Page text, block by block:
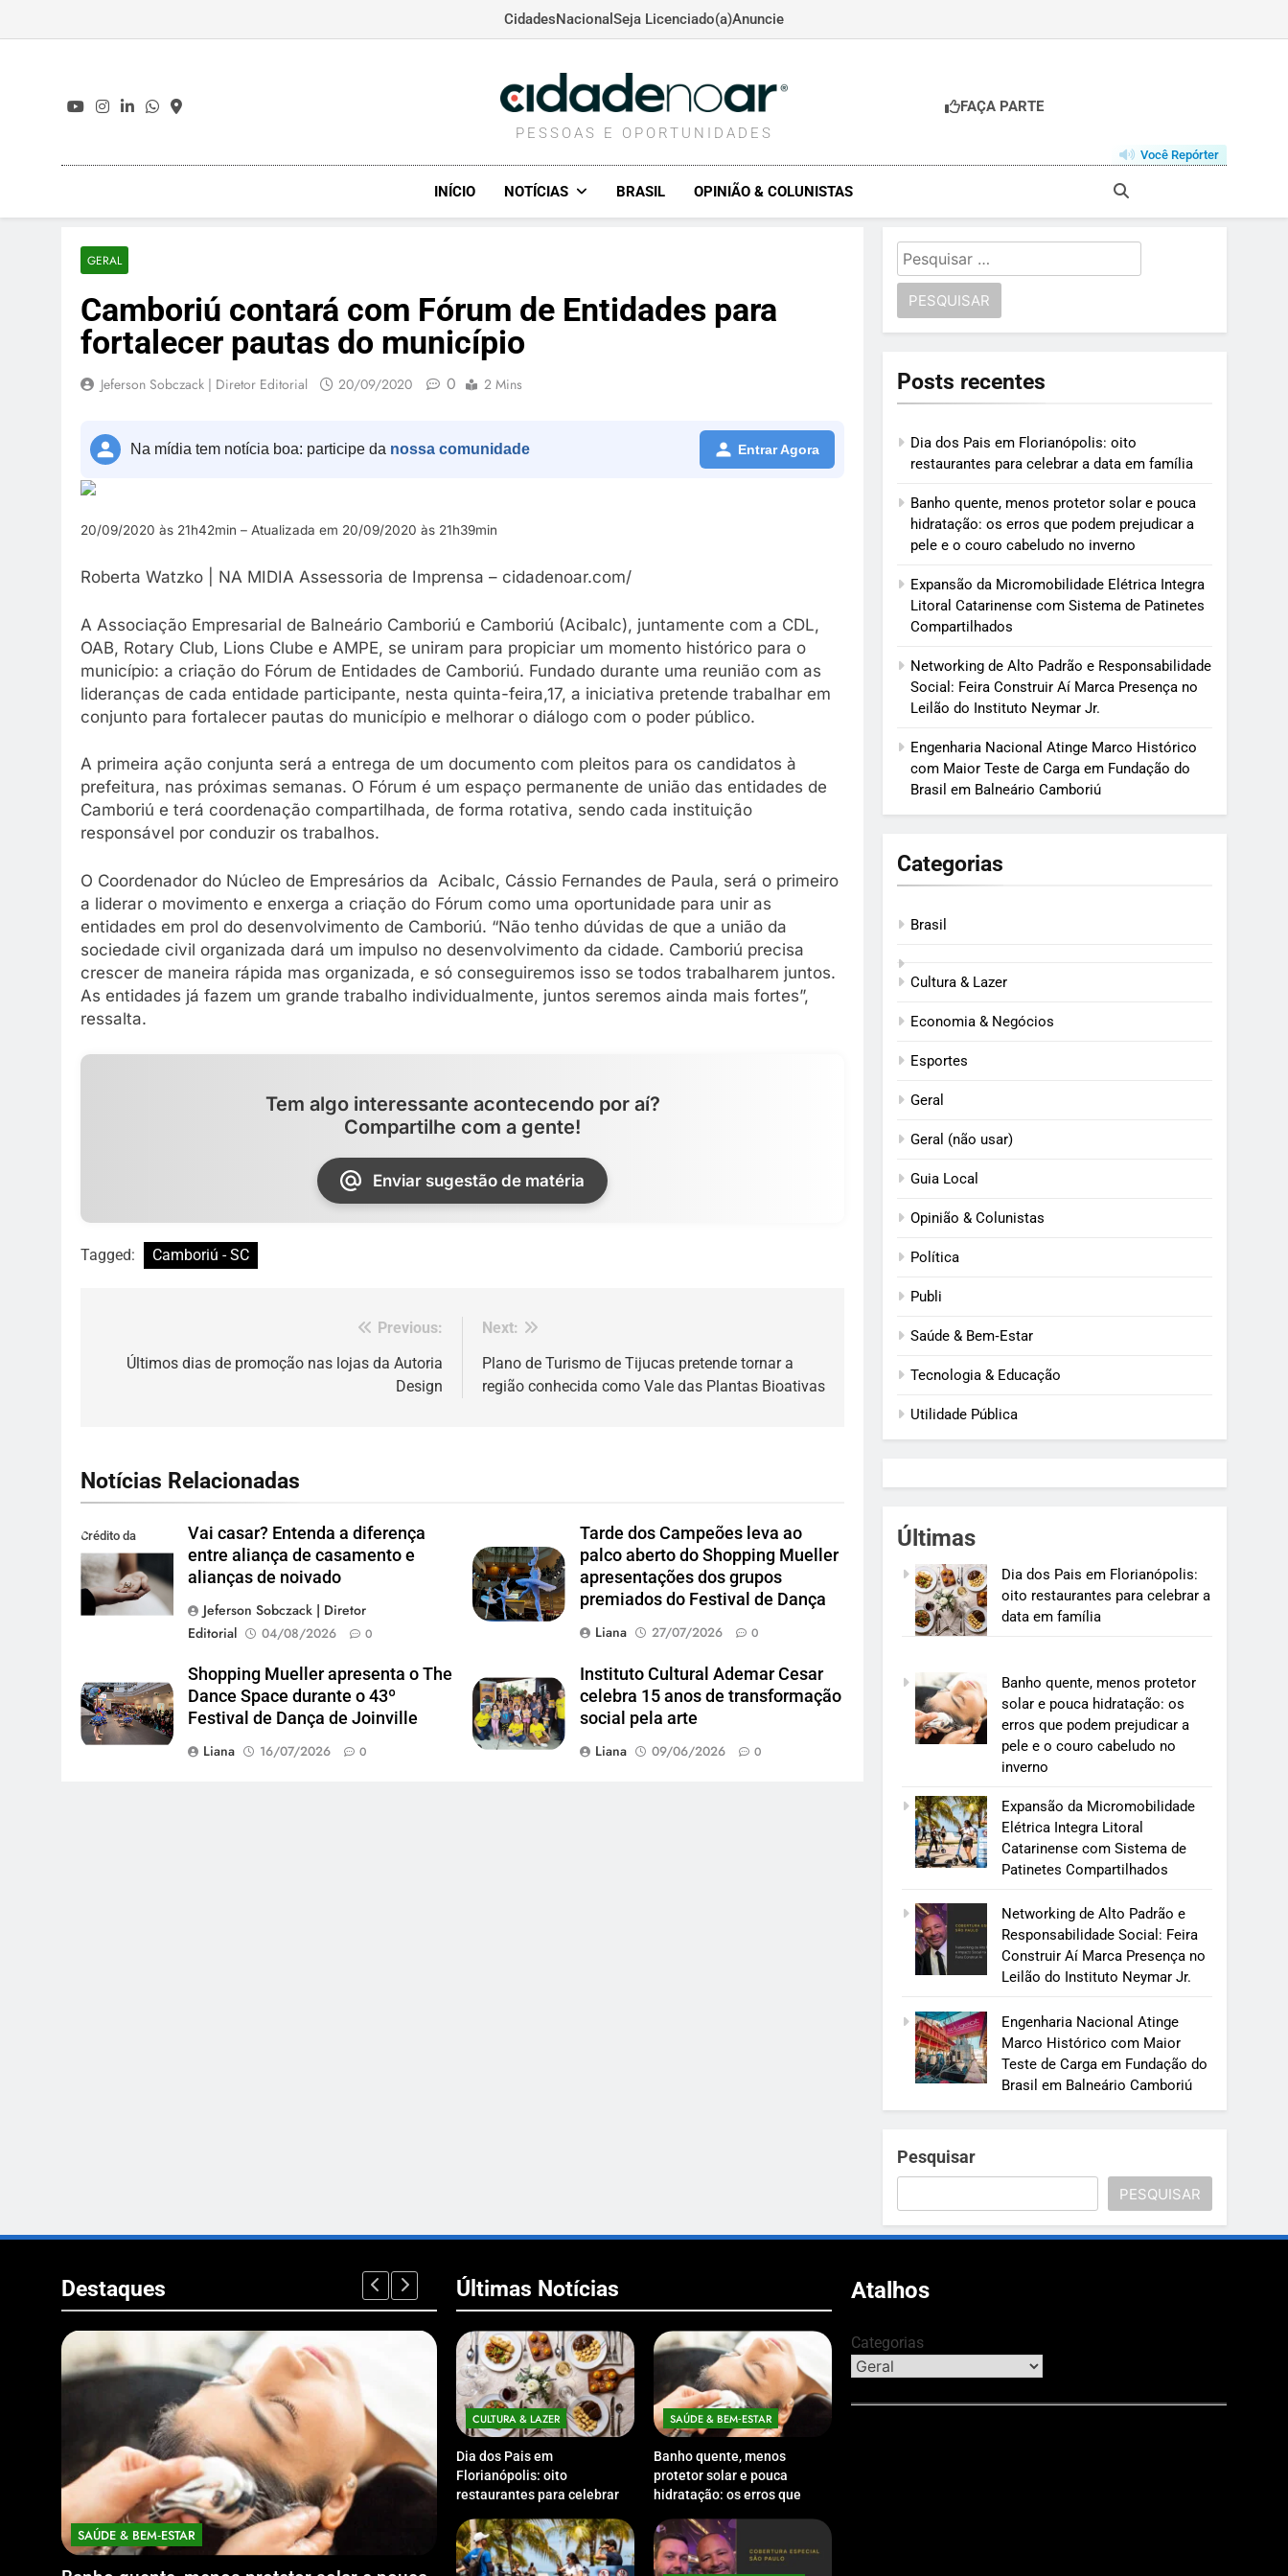
CidadesNacional Seja Licenciado(a)Anuncie
CIDADENOAR.COM
PESSOAS E OPORTUNIDADES
FAÇA PARTE
Você Repórter
INÍCIO NOTÍCIAS BRASIL OPINIÃO & COLUNISTAS
GERAL
Camboriú contará com Fórum de Entidades para
fortalecer pautas do município
Jeferson Sobczack | Diretor Editorial 20/09/2020 0 2 Mins
Na mídia tem notícia boa: participe da nossa comunidade Entrar Agora
20/09/2020 às 21h42min – Atualizada em 20/09/2020 às 21h39min
Roberta Watzko | NA MIDIA Assessoria de Imprensa – cidadenoar.com/
A Associação Empresarial de Balneário Camboriú e Camboriú (Acibalc), juntamente com a CDL,
OAB, Rotary Club, Lions Clube e AMPE, se uniram para propiciar um momento histórico para o
município: a criação do Fórum de Entidades de Camboriú. Fundado durante uma reunião com as
lideranças de cada entidade participante, nesta quinta-feira,17, a iniciativa pretende trabalhar em
conjunto para fortalecer pautas do município e melhorar o diálogo com o poder público.
A primeira ação conjunta será a entrega de um documento com pleitos para os candidatos à
prefeitura, nas próximas semanas. O Fórum é um espaço permanente de união das entidades de
Camboriú e terá coordenação compartilhada, de forma rotativa, sendo cada instituição
responsável por conduzir os trabalhos.
O Coordenador do Núcleo de Empresários da Acibalc, Cássio Fernandes de Paula, será o primeiro
a liderar o movimento e enxerga a criação do Fórum como uma oportunidade para unir as
entidades em prol do desenvolvimento de Camboriú. “Não tenho dúvidas de que a união da
sociedade civil organizada dará um impulso no desenvolvimento da cidade. Camboriú precisa
crescer de maneira rápida mas organizada, e só conseguiremos isso se todos trabalharem juntos.
As entidades já fazem um grande trabalho individualmente, juntos seremos ainda mais fortes”,
ressalta.
Tem algo interessante acontecendo por aí?
Compartilhe com a gente!
Enviar sugestão de matéria
Tagged: Camboriú - SC
Previous:
Últimos dias de promoção nas lojas da Autoria
Design
Next:
Plano de Turismo de Tijucas pretende tornar a
região conhecida como Vale das Plantas Bioativas
Notícias Relacionadas
Crédito da
imagem: Pexels
Vai casar? Entenda a diferença
entre aliança de casamento e
alianças de noivado
Jeferson Sobczack | Diretor
Editorial
04/08/2026 0
Tarde dos Campeões leva ao
palco aberto do Shopping Mueller
apresentações dos grupos
premiados do Festival de Dança
Liana
27/07/2026 0
Shopping Mueller apresenta o The
Dance Space durante o 43º
Festival de Dança de Joinville
Liana
16/07/2026 0
Instituto Cultural Ademar Cesar
celebra 15 anos de transformação
social pela arte
Liana
09/06/2026 0
Pesquisar
por:
Posts recentes
Dia dos Pais em Florianópolis: oito
restaurantes para celebrar a data em família
Banho quente, menos protetor solar e pouca
hidratação: os erros que podem prejudicar a
pele e o couro cabeludo no inverno
Expansão da Micromobilidade Elétrica Integra
Litoral Catarinense com Sistema de Patinetes
Compartilhados
Networking de Alto Padrão e Responsabilidade
Social: Feira Construir Aí Marca Presença no
Leilão do Instituto Neymar Jr.
Engenharia Nacional Atinge Marco Histórico
com Maior Teste de Carga em Fundação do
Brasil em Balneário Camboriú
Categorias
Brasil
Cultura & Lazer
Economia & Negócios
Esportes
Geral
Geral (não usar)
Guia Local
Opinião & Colunistas
Política
Publi
Saúde & Bem‑Estar
Tecnologia & Educação
Utilidade Pública
Últimas
Dia dos Pais em Florianópolis:
oito restaurantes para celebrar a
data em família
Banho quente, menos protetor
solar e pouca hidratação: os
erros que podem prejudicar a
pele e o couro cabeludo no
inverno
Expansão da Micromobilidade
Elétrica Integra Litoral
Catarinense com Sistema de
Patinetes Compartilhados
Networking de Alto Padrão e
Responsabilidade Social: Feira
Construir Aí Marca Presença no
Leilão do Instituto Neymar Jr.
Engenharia Nacional Atinge
Marco Histórico com Maior
Teste de Carga em Fundação do
Brasil em Balneário Camboriú
Pesquisar
PESQUISAR
Destaques
SAÚDE & BEM‑ESTAR ECONOMIA & NEGÓCIOS
Últimas Notícias
CULTURA & LAZER
Dia dos Pais em
Florianópolis: oito
restaurantes para celebrar a
SAÚDE & BEM‑ESTAR
Banho quente, menos
protetor solar e pouca
hidratação: os erros que
couro cabeludo no inverno
Atalhos
Categorias